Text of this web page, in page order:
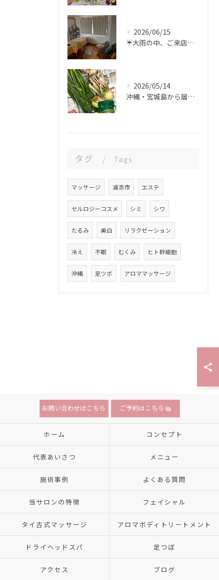
2026/06/15
☔️大雨の中、ご来店ありがとうございました。
2026/05/14
沖縄・宮城島から届いた、食の恵み🌿
タグ Tags
マッサージ 浦添市 エステ
セルロジーコスメ シミ シワ
たるみ 美白 リラクゼーション
冷え 不眠 むくみ ヒト幹細胞
沖縄 足ツボ アロママッサージ
お問い合わせはこちら ご予約はこちら
ホーム コンセプト
代表あいさつ メニュー
施術事例 よくある質問
当サロンの特徴 フェイシャル
タイ古式マッサージ アロマボディトリートメント
ドライヘッドスパ 足つぼ
アクセス ブログ